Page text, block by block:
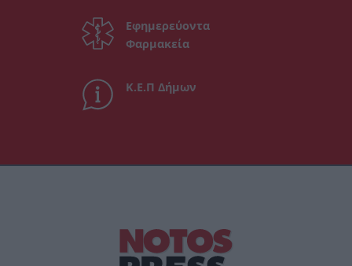
Εφημερεύοντα
Φαρμακεία
Κ.Ε.Π Δήμων